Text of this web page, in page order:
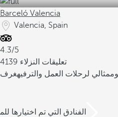
Barceló Valencia
Valencia, Spain
4.3/5
4139 تعليقات النزلاء
مثالي لرحلات العمل والترفيه
/3 الفنادق التي تم اختيارها